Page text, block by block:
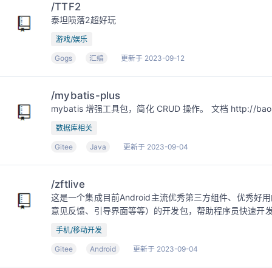
/TTF2
泰坦陨落2超好玩
游戏/娱乐
Gogs 汇编 更新于 2023-09-12
/mybatis-plus
mybatis 增强工具包，简化 CRUD 操作。 文档 http://
数据库相关
Gitee Java 更新于 2023-09-04
/zftlive
这是一个集成目前Android主流优秀第三方组件、优秀好
意见反馈、引导界面等等）的开发包，帮助程序员快速开
手机/移动开发
Gitee Android 更新于 2023-09-04